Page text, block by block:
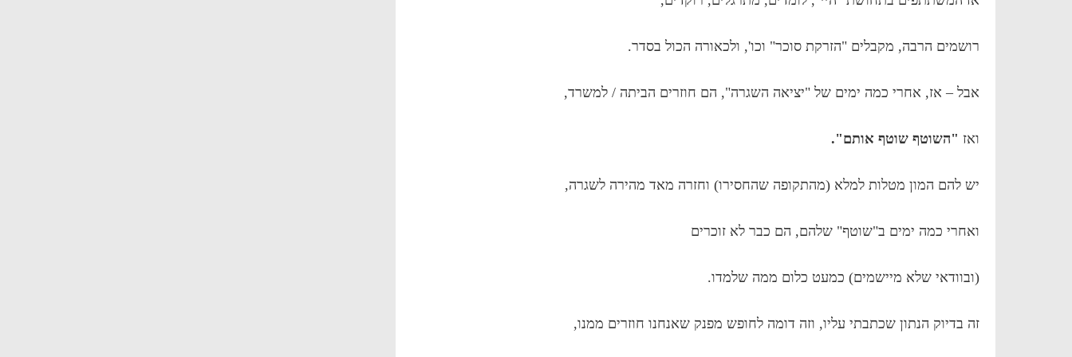
רושמים הרבה, מקבלים "הזרקת סוכר" וכו', ולכאורה הכול בסדר.
אבל – אז, אחרי כמה ימים של "יציאה השגרה", הם חוזרים הביתה / למשרד,
ואז "השוטף שוטף אותם".
יש להם המון מטלות למלא (מהתקופה שהחסירו) וחזרה מאד מהירה לשגרה,
ואחרי כמה ימים ב"שוטף" שלהם, הם כבר לא זוכרים
(ובוודאי שלא מיישמים) כמעט כלום ממה שלמדו.
זה בדיוק הנתון שכתבתי עליו, וזה דומה לחופש מפנק שאנחנו חוזרים ממנו,